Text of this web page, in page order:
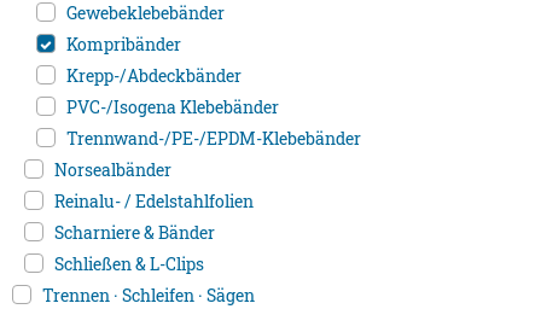
Gewebeklebebänder
Kompribänder
Krepp-/Abdeckbänder
PVC-/Isogena Klebebänder
Trennwand-/PE-/EPDM-Klebebänder
Norsealbänder
Reinalu- / Edelstahlfolien
Scharniere & Bänder
Schließen & L-Clips
Trennen · Schleifen · Sägen